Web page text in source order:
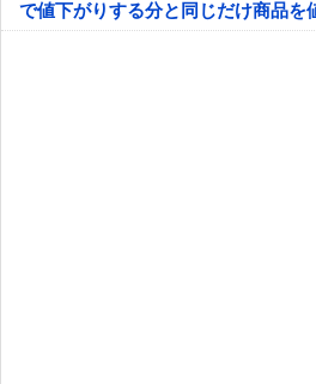
で値下がりする分と同じだけ商品を
えない店も